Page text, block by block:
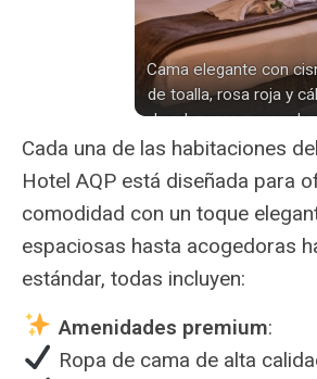
Cama elegante con
de toalla, rosa roja y
luz de mesa, creando
ambiente acogedor e
íntimo.
Cada una de las habitaciones
Hotel AQP está diseñada para
comodidad con un toque
espaciosas hasta acogedoras
estándar, todas incluyen:
Amenidades premium:
Ropa de cama de alta